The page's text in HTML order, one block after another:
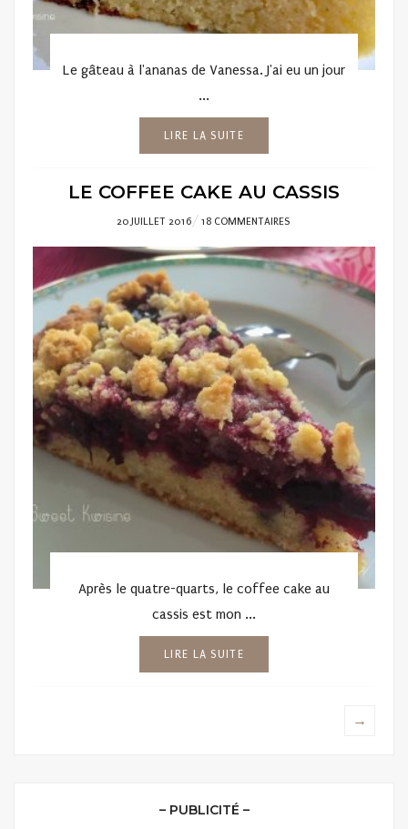
Le gâteau à l'ananas de Vanessa. J'ai eu un jour
...
LIRE LA SUITE
LE COFFEE CAKE AU CASSIS
POSTED
ON
20 JUILLET 2016 18 COMMENTAIRES
Après le quatre-quarts, le coffee cake au
cassis est mon ...
LIRE LA SUITE
→
– PUBLICITÉ –